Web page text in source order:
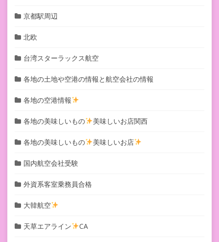
京都駅周辺
北欧
台湾スターラックス航空
各地の土地や空港の情報と航空会社の情報
各地の空港情報
各地の美味しいもの 美味しいお店関西
各地の美味しいもの 美味しいお店
国内航空会社受験
外資系客室乗務員合格
大韓航空
天草エアライン CA